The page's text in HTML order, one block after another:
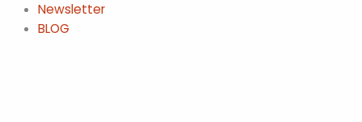
Newsletter
BLOG